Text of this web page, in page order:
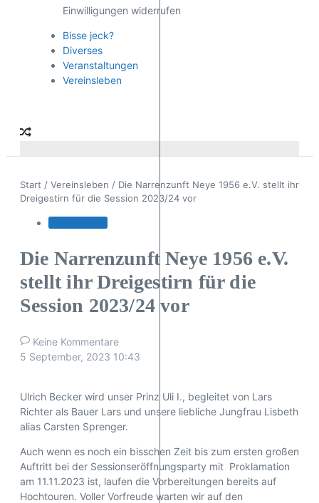
Einwilligungen widerrufen
Bisse jeck?
Diverses
Veranstaltungen
Vereinsleben
Start / Vereinsleben / Die Narrenzunft Neye 1956 e.V. stellt ihr
Dreigestirn für die Session 2023/24 vor
Die Narrenzunft Neye 1956 e.V.
stellt ihr Dreigestirn für die
Session 2023/24 vor
Keine Kommentare
5 September, 2023 10:43
Ulrich Becker wird unser Prinz Uli I., begleitet von Lars
Richter als Bauer Lars und unsere liebliche Jungfrau Lisbeth
alias Carsten Sprenger.
Auch wenn es noch ein bisschen Zeit bis zum ersten großen
Auftritt bei der Sessionseröffnungsparty mit Proklamation
am 11.11.2023 ist, laufen die Vorbereitungen bereits auf
Hochtouren. Voller Vorfreude warten wir auf den